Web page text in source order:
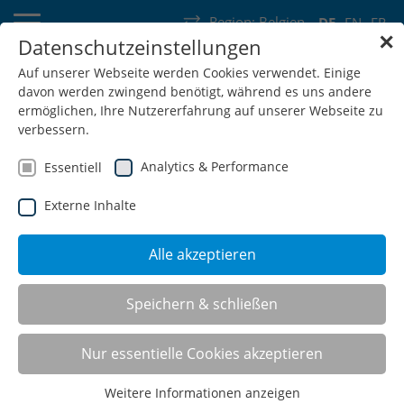
DE EN FR
Region: Belgien
Deutschland Schweiz Österreich Belgien Frankreich
Luxemburg Niederlande Wallonie
SHOP
AUSSTELLUNGSRÄUME
KUNDENSCHULUNGEN
✕
Datenschutzeinstellungen
Auf unserer Webseite werden Cookies verwendet. Einige
davon werden zwingend benötigt, während es uns andere
ermöglichen, Ihre Nutzererfahrung auf unserer Webseite zu
verbessern.
Essentiell Analytics & Performance
Externe Inhalte
Alle akzeptieren
Speichern & schließen
Nur essentielle Cookies akzeptieren
Weitere Informationen anzeigen